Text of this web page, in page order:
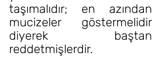
taşımalıdır; en azından
mucizeler göstermelidir
diyerek baştan
reddetmişlerdir.